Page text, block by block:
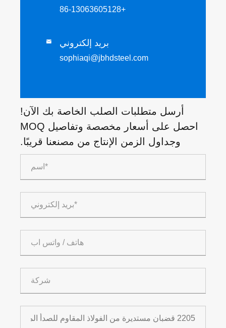
+86-13063605128
 بريد إلكتروني
sophiaqi@jbhdsteel.com
أرسل متطلبات الصلب الخاصة بك الآن!
احصل على أسعار مخصصة وتفاصيل MOQ
وجداول الزمن الإنتاج من مصنعنا قريبًا.